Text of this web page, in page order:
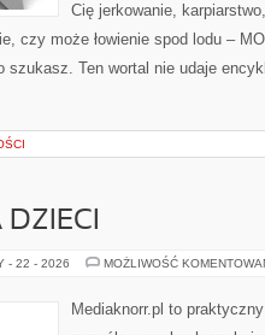
Cię jerkowanie,
czy może łowienie spod lodu –
szukasz. Ten wortal nie udaje
- 22 - 2026 MOŻLIWOŚĆ
Mediaknorr.pl to